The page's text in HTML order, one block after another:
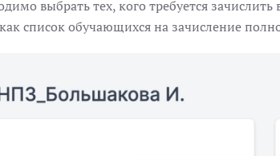
выбрать тех, кого требуется
список обучающихся на зачисление